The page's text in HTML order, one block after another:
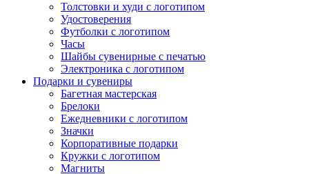
Толстовки и худи с логотипом
Удостоверения
Футболки с логотипом
Часы
Шайбы сувенирные с печатью
Электроника с логотипом
Подарки и сувениры
Багетная мастерская
Брелоки
Ежедневники с логотипом
Значки
Корпоративные подарки
Кружки с логотипом
Магниты